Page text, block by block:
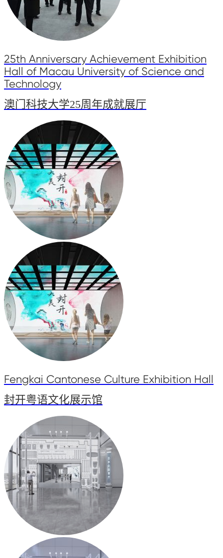
25th Anniversary Achievement Exhibition
Hall of Macau University of Science and
Technology
澳门科技大学25周年成就展厅
Fengkai Cantonese Culture Exhibition Hall
封开粤语文化展示馆